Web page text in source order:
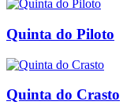
Quinta do Piloto
Quinta do Crasto